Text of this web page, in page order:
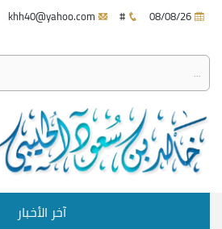
#
آخر الأخبار